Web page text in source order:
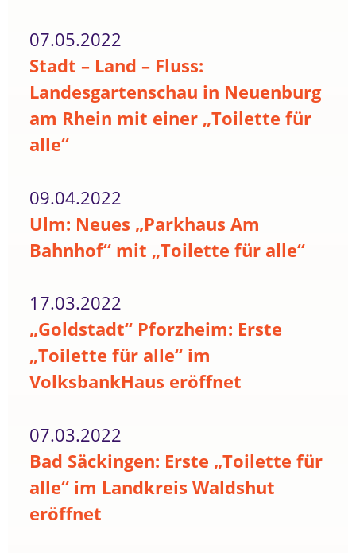
07.05.2022
Stadt – Land – Fluss:
Landesgartenschau in Neuenburg
am Rhein mit einer „Toilette für
alle“
09.04.2022
Ulm: Neues „Parkhaus Am
Bahnhof“ mit „Toilette für alle“
17.03.2022
„Goldstadt“ Pforzheim: Erste
„Toilette für alle“ im
VolksbankHaus eröffnet
07.03.2022
Bad Säckingen: Erste „Toilette für
alle“ im Landkreis Waldshut
eröffnet